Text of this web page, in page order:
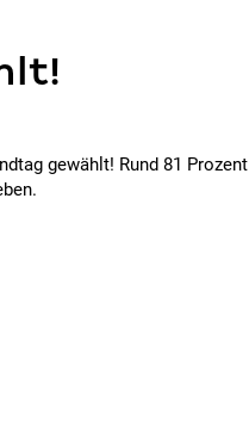
gewählt! Rund 81 Prozent